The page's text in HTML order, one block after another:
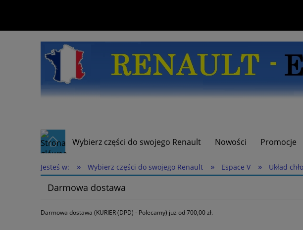
Wybierz części do swojego Renault Nowości Promocje
Jesteś w: » Wybierz części do swojego Renault » Espace V » Układ
Darmowa dostawa
Darmowa dostawa (KURIER (DPD) - Polecamy) już od 700,00 zł.